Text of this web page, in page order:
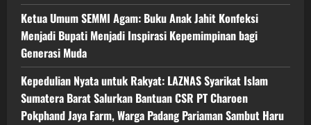
Ketua Umum SEMMI Agam: Buku Anak Jahit Konfeksi
Menjadi Bupati Menjadi Inspirasi Kepemimpinan bagi
Generasi Muda
Kepedulian Nyata untuk Rakyat: LAZNAS Syarikat Islam
Sumatera Barat Salurkan Bantuan CSR PT Charoen
Pokphand Jaya Farm, Warga Padang Pariaman Sambut Haru